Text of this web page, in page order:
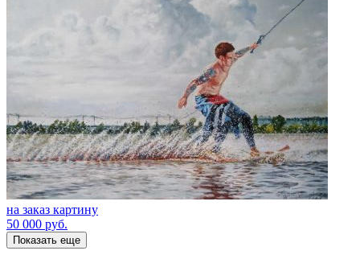
на заказ картину
50 000 руб.
Показать еще